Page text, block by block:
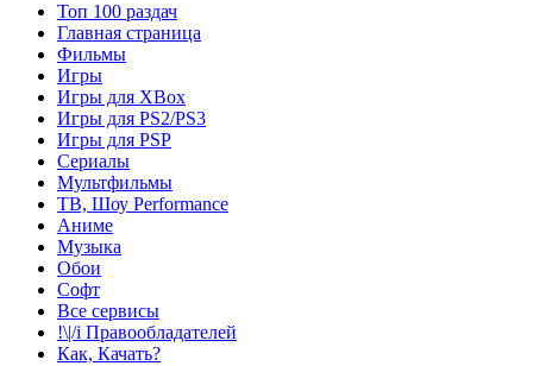
Топ 100 раздач
Главная страница
Фильмы
Игры
Игры для XBox
Игры для PS2/PS3
Игры для PSP
Сериалы
Мультфильмы
ТВ, Шоу Performance
Аниме
Музыка
Обои
Софт
Все сервисы
!\|/i Правообладателей
Как, Качать?